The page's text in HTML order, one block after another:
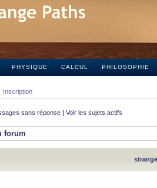
PHYSIQUE CALCUL PHILOSOPHIE
Inscription
sans réponse | Voir les sujets actifs
forum